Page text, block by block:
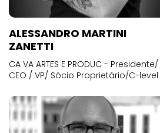
ALESSANDRO MARTINI
ZANETTI
CA VA ARTES E PRODUC - Presidente/
CEO / VP/ Sócio Proprietário/C-level